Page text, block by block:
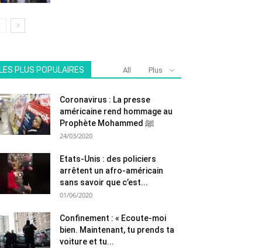
LES PLUS POPULAIRES All Plus
Coronavirus : La presse
américaine rend hommage au
Prophète Mohammed ﷺ
24/03/2020
Etats-Unis : des policiers
arrêtent un afro-américain
sans savoir que c’est...
01/06/2020
Confinement : « Ecoute-moi
bien. Maintenant, tu prends ta
voiture et tu...